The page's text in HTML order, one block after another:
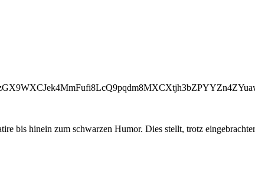
bis hinein zum schwarzen Humor. Dies stellt, trotz